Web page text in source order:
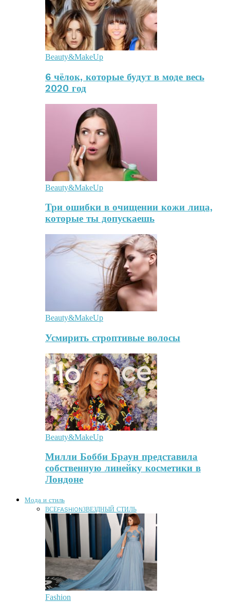
Beauty&MakeUp
6 чёлок, которые будут в моде весь
2020 год
Beauty&MakeUp
Три ошибки в очищении кожи лица,
которые ты допускаешь
Beauty&MakeUp
Усмирить строптивые волосы
Beauty&MakeUp
Милли Бобби Браун представила
собственную линейку косметики в
Лондоне
Мода и стиль
ВСЕFASHIONЗВЕЗДНЫЙ СТИЛЬ
Fashion